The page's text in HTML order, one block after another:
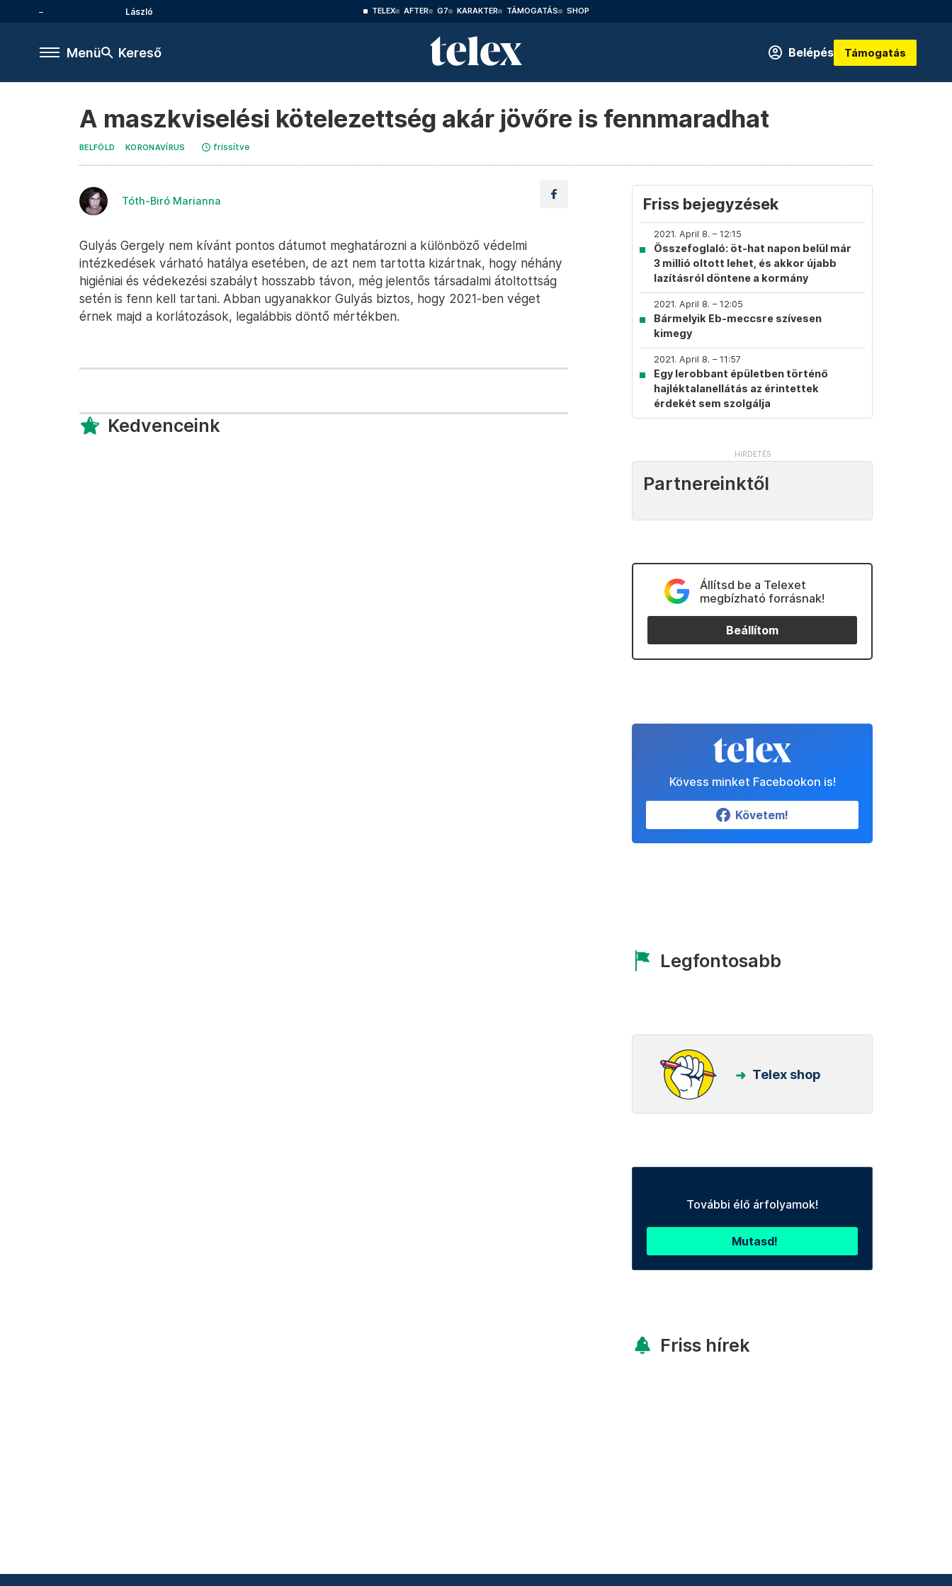
László TELEX AFTER G7 KARAKTER TÁMOGATÁS SHOP
Menü Kereső Belépés Támogatás
A maszkviselési kötelezettség akár jövőre is fennmaradhat
BELFÖLD KORONAVÍRUS frissítve
Tóth-Biró Marianna
Gulyás Gergely nem kívánt pontos dátumot meghatározni a különböző védelmi
intézkedések várható hatálya esetében, de azt nem tartotta kizártnak, hogy néhány
higiéniai és védekezési szabályt hosszabb távon, még jelentős társadalmi átoltottság
setén is fenn kell tartani. Abban ugyanakkor Gulyás biztos, hogy 2021-ben véget
érnek majd a korlátozások, legalábbis döntő mértékben.
Kedvenceink
Friss bejegyzések
2021. April 8. – 12:15
Összefoglaló: öt-hat napon belül már
3 millió oltott lehet, és akkor újabb
lazításról döntene a kormány
2021. April 8. – 12:05
Bármelyik Eb-meccsre szívesen
kimegy
2021. April 8. – 11:57
Egy lerobbant épületben történő
hajléktalanellátás az érintettek
érdekét sem szolgálja
Partnereinktől
Állítsd be a Telexet
megbízható forrásnak!
Beállítom
Kövess minket Facebookon is!
Követem!
Legfontosabb
Telex shop
További élő árfolyamok!
Mutasd!
Friss hírek